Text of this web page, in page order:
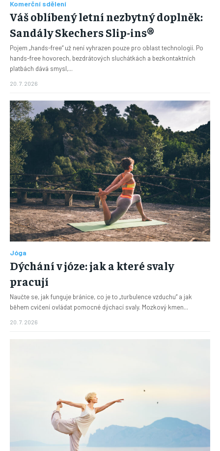
Komerční sdělení
Váš oblíbený letní nezbytný doplněk:
Sandály Skechers Slip-ins®
Pojem „hands-free“ už není vyhrazen pouze pro oblast technologií. Po
hands-free hovorech, bezdrátových sluchátkách a bezkontaktních
platbách dává smysl,...
20. 7. 2026
Jóga
Dýchání v józe: jak a které svaly
pracují
Naučte se, jak funguje bránice, co je to „turbulence vzduchu“ a jak
během cvičení ovládat pomocné dýchací svaly. Mozkový kmen...
20. 7. 2026